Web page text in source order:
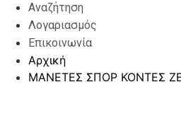
Αναζήτηση
Λογαριασμός
Επικοινωνία
Αρχική
ΜΑΝΕΤΕΣ ΣΠΟΡ ΚΟΝΤΕΣ